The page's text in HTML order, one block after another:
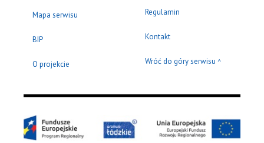
Mapa serwisu
BIP
O projekcie
Regulamin
Kontakt
Wróć do góry serwisu ^